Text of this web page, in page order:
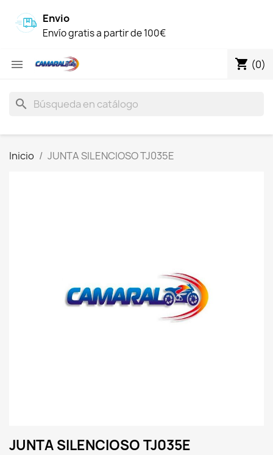
Envio
Envío gratis a partir de 100€
 shopping_cart (0)
search
Inicio JUNTA SILENCIOSO TJ035E
JUNTA SILENCIOSO TJ035E